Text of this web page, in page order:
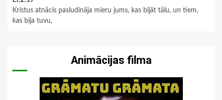
Kristus atnācis pasludināja mieru jums, kas bijāt tālu, un tiem,
kas bija tuvu,
Animācijas filma